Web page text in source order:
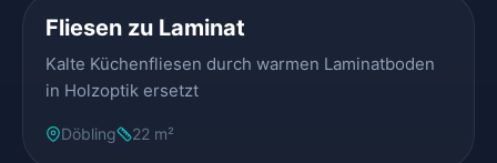
Fliesen zu Laminat
Kalte Küchenfliesen durch warmen Laminatboden
in Holzoptik ersetzt
Döbling 22 m²